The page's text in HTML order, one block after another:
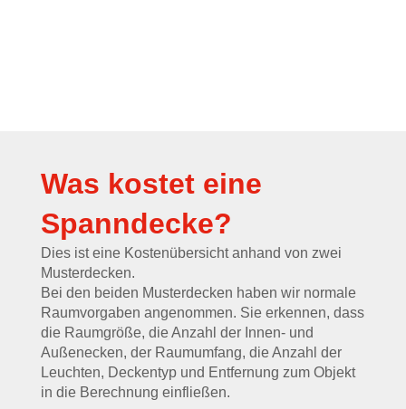
Was kostet eine
Spanndecke?
Dies ist eine Kostenübersicht anhand von zwei
Musterdecken.
Bei den beiden Musterdecken haben wir normale
Raumvorgaben angenommen. Sie erkennen, dass
die Raumgröße, die Anzahl der Innen- und
Außenecken, der Raumumfang, die Anzahl der
Leuchten, Deckentyp und Entfernung zum Objekt
in die Berechnung einfließen.